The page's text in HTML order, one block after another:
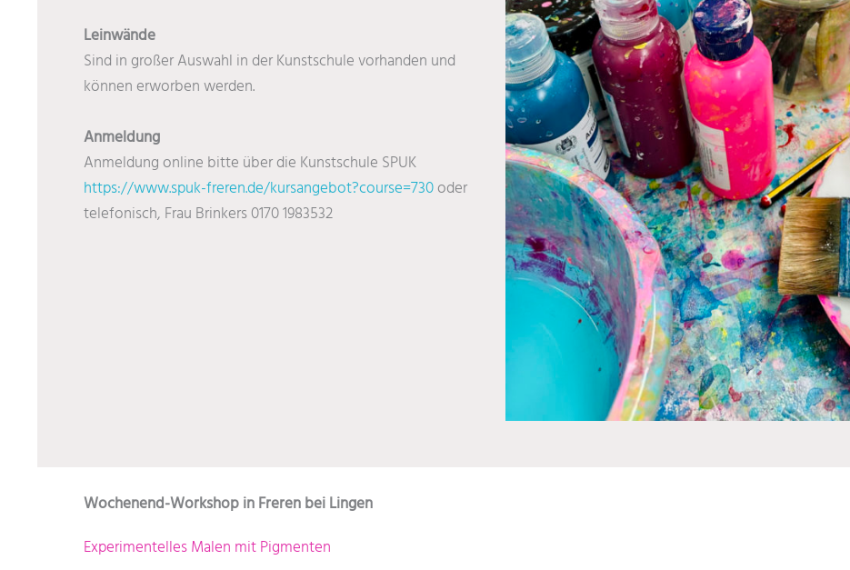
Leinwände
Sind in großer Auswahl in der Kunstschule vorhanden und
können erworben werden.
Anmeldung
Anmeldung online bitte über die Kunstschule SPUK
https://www.spuk-freren.de/kursangebot?course=730oder
telefonisch, Frau Brinkers 0170 1983532
Wochenend-Workshop in Freren bei Lingen
Experimentelles Malen mit Pigmenten